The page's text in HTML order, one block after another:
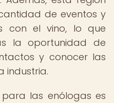
de eventos y
con el vino, lo que
la oportunidad de
y conocer las
industria.
las enólogas es